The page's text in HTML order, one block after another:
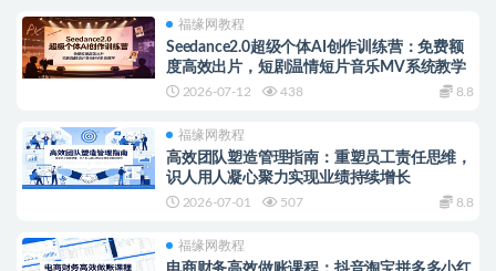
福缘网教程
Seedance2.0超级个体AI创作训练营：免费额
度高效出片，短剧温情短片音乐MV系统教学
2026-07-12 438 8.8
福缘网教程
高效团队塑造管理指南：重塑员工责任思维，
识人用人凝心聚力实现业绩持续增长
2026-07-01 507 8.8
福缘网教程